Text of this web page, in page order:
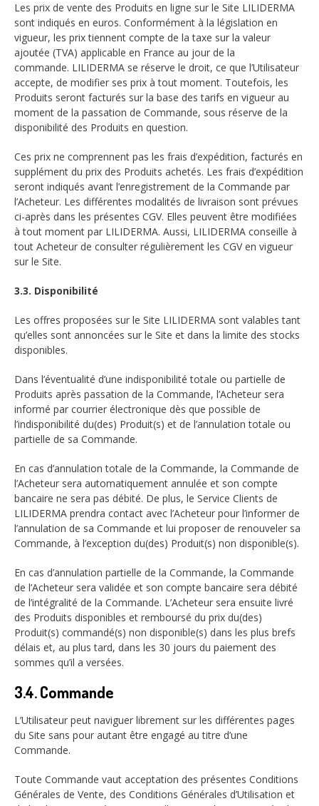
Les prix de vente des Produits en ligne sur le Site LILIDERMA
sont indiqués en euros. Conformément à la législation en
vigueur, les prix tiennent compte de la taxe sur la valeur
ajoutée (TVA) applicable en France au jour de la
commande. LILIDERMA se réserve le droit, ce que l’Utilisateur
accepte, de modifier ses prix à tout moment. Toutefois, les
Produits seront facturés sur la base des tarifs en vigueur au
moment de la passation de Commande, sous réserve de la
disponibilité des Produits en question.
Ces prix ne comprennent pas les frais d’expédition, facturés en
supplément du prix des Produits achetés. Les frais d’expédition
seront indiqués avant l’enregistrement de la Commande par
l’Acheteur. Les différentes modalités de livraison sont prévues
ci-après dans les présentes CGV. Elles peuvent être modifiées
à tout moment par LILIDERMA. Aussi, LILIDERMA conseille à
tout Acheteur de consulter régulièrement les CGV en vigueur
sur le Site.
3.3. Disponibilité
Les offres proposées sur le Site LILIDERMA sont valables tant
qu’elles sont annoncées sur le Site et dans la limite des stocks
disponibles.
Dans l’éventualité d’une indisponibilité totale ou partielle de
Produits après passation de la Commande, l’Acheteur sera
informé par courrier électronique dès que possible de
l’indisponibilité du(des) Produit(s) et de l’annulation totale ou
partielle de sa Commande.
En cas d’annulation totale de la Commande, la Commande de
l’Acheteur sera automatiquement annulée et son compte
bancaire ne sera pas débité. De plus, le Service Clients de
LILIDERMA prendra contact avec l’Acheteur pour l’informer de
l’annulation de sa Commande et lui proposer de renouveler sa
Commande, à l’exception du(des) Produit(s) non disponible(s).
En cas d’annulation partielle de la Commande, la Commande
de l’Acheteur sera validée et son compte bancaire sera débité
de l’intégralité de la Commande. L’Acheteur sera ensuite livré
des Produits disponibles et remboursé du prix du(des)
Produit(s) commandé(s) non disponible(s) dans les plus brefs
délais et, au plus tard, dans les 30 jours du paiement des
sommes qu’il a versées.
3.4. Commande
L’Utilisateur peut naviguer librement sur les différentes pages
du Site sans pour autant être engagé au titre d’une
Commande.
Toute Commande vaut acceptation des présentes Conditions
Générales de Vente, des Conditions Générales d’Utilisation et